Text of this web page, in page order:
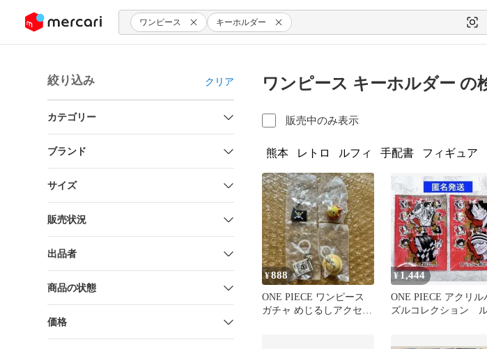
ツにスキップ ワンピース キーホルダー
絞り込み クリア
カテゴリー
ブランド
サイズ
販売状況
出品者
商品の状態
価格
ワンピース キーホルダー の
販売中のみ表示
熊本 レトロ ルフィ 手配書 フィギュア
¥888
ONE PIECE ワンピース
ガチャ めじるしアクセサ
¥1,444
ONE PIECE アクリル
ズルコレクション ル